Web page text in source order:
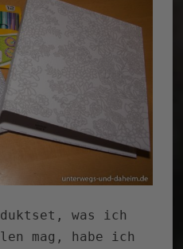
was ich
mag, habe ich